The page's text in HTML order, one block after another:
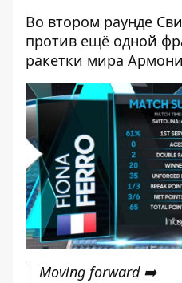
Во втором раунде
против ещё одной
ракетки мира
Moving forward ➡️